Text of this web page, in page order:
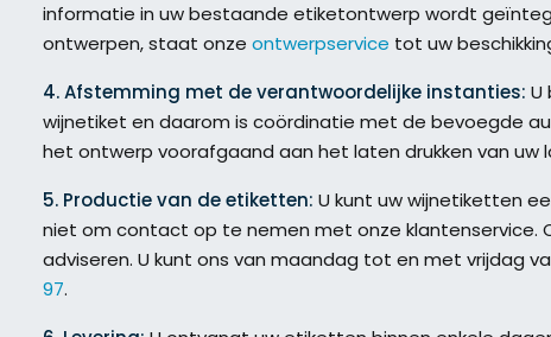
informatie in uw bestaande etiketontwerp wordt
ontwerpen, staat onze ontwerpservice tot uw
4. Afstemming met de verantwoordelijke instanties: U
wijnetiket en daarom is coördinatie met de bevoegde
het ontwerp voorafgaand aan het laten drukken van uw
5. Productie van de etiketten: U kunt uw wijnetiketten
niet om contact op te nemen met onze klantenservice.
adviseren. U kunt ons van maandag tot en met vrijdag
97.